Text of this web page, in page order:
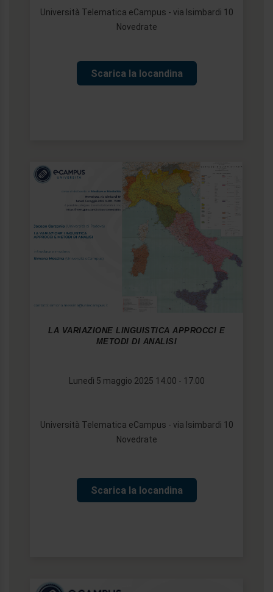
Università Telematica eCampus - via Isimbardi 10
Novedrate
Scarica la locandina
LA VARIAZIONE LINGUISTICA APPROCCI E
METODI DI ANALISI
Lunedì 5 maggio 2025 14.00 - 17.00
Università Telematica eCampus - via Isimbardi 10
Novedrate
Scarica la locandina